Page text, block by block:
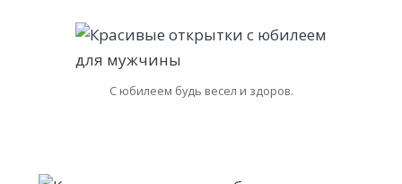
С юбилеем будь весел и здоров.